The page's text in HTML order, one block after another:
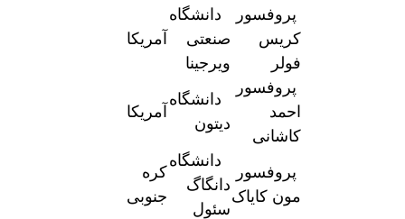
پروفسور
کریس
فولر
دانشگاه
صنعتی
ویرجینا
آمریکا
پروفسور
احمد
کاشانی
دانشگاه
دیتون
آمریکا
پروفسور
مون کایاک
دانشگاه
دانگاگ
سئول
کره
جنوبی